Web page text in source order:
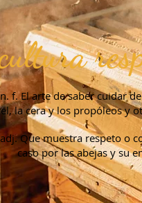
f. El arte de saber cuidar
la cera y los propóleos y
Que muestra respeto o
caso por las abejas y su